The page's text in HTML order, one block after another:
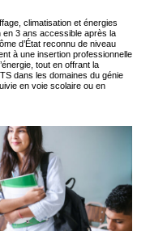
climatisation et énergies
3 ans accessible après la
d’État reconnu de niveau
à une insertion professionnelle
tout en offrant la
dans les domaines du génie
en voie scolaire ou en